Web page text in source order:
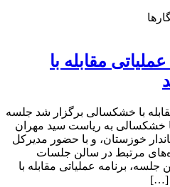
مقابله با
با خشکسالی برگزار شد جلسه
خشکسالی به ریاست سید مهران
خوزستان، و با حضور مدیرکل
مرتبط در سالن جلسات
برنامه عملیاتی مقابله با
[…]